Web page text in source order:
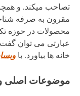
تصاحب میکند. و
مقرون به صرفه
محصولات در حوزه
عبارتی می توان
خانه ها بیاورد. با
موضوعات اصلی